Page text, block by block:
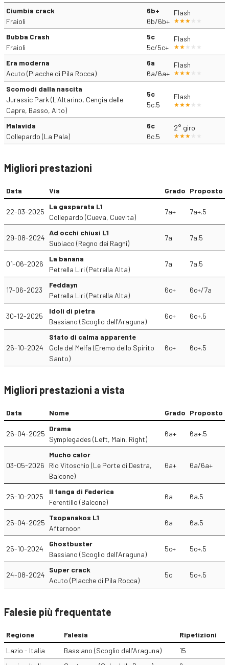
Ciumbia crack
Fraioli
6b+
6b/6b+
Flash
Bubba Crash
Fraioli
5c
5c/5c+
Flash
Era moderna
Acuto (Placche di Pila Rocca)
6a
6a/6a+
Flash
Scomodi dalla nascita
Jurassic Park (L'Altarino, Cengia delle
Capre, Basso, Alto)
5c
5c.5
Flash
Malavida
Collepardo (La Pala)
6c
6c.5
2° giro
Migliori prestazioni
Data Via Grado Proposto
22-03-2025
La gasparata L1
Collepardo (Cueva, Cuevita)
7a+ 7a+.5
29-08-2024
Ad occhi chiusi L1
Subiaco (Regno dei Ragni)
7a 7a.5
01-06-2026
La banana
Petrella Liri (Petrella Alta)
7a 7a.5
17-06-2023
Feddayn
Petrella Liri (Petrella Alta)
6c+ 6c+/7a
30-12-2025
Idoli di pietra
Bassiano (Scoglio dell'Araguna)
6c+ 6c+.5
26-10-2024
Stato di calma apparente
Gole del Melfa (Eremo dello Spirito
Santo)
6c+ 6c+.5
Migliori prestazioni a vista
Data Nome Grado Proposto
26-04-2025
Drama
Symplegades (Left, Main, Right)
6a+ 6a+.5
03-05-2026
Mucho calor
Rio Vitoschio (Le Porte di Destra,
Balcone)
6a+ 6a/6a+
25-10-2025
Il tanga di Federica
Ferentillo (Balcone)
6a 6a.5
25-04-2025
Tsopanakos L1
Afternoon
6a 6a.5
25-10-2024
Ghostbuster
Bassiano (Scoglio dell'Araguna)
5c+ 5c+.5
24-08-2024
Super crack
Acuto (Placche di Pila Rocca)
5c 5c+.5
Falesie più frequentate
Regione Falesia
Ripetizioni
Lazio - Italia
Bassiano (Scoglio dell'Araguna)
15